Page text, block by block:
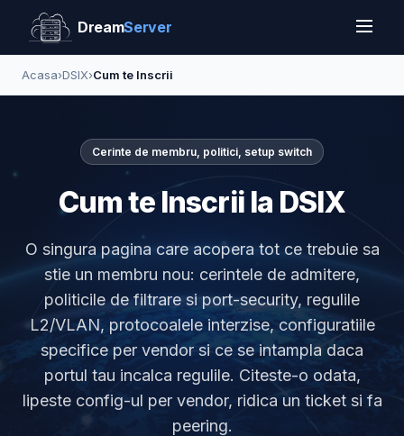
DreamServer
Acasa›DSIX›Cum te Inscrii
Cerinte de membru, politici, setup switch
Cum te Inscrii la DSIX
O singura pagina care acopera tot ce trebuie sa
stie un membru nou: cerintele de admitere,
politicile de filtrare si port-security, regulile
L2/VLAN, protocoalele interzise, configuratiile
specifice per vendor si ce se intampla daca
portul tau incalca regulile. Citeste-o odata,
lipeste config-ul per vendor, ridica un ticket si fa
peering.